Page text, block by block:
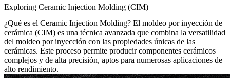
Exploring Ceramic Injection Molding (CIM)
¿Qué es el Ceramic Injection Molding? El moldeo por inyección de
cerámica (CIM) es una técnica avanzada que combina la versatilidad
del moldeo por inyección con las propiedades únicas de las
cerámicas. Este proceso permite producir componentes cerámicos
complejos y de alta precisión, aptos para numerosas aplicaciones de
alto rendimiento.